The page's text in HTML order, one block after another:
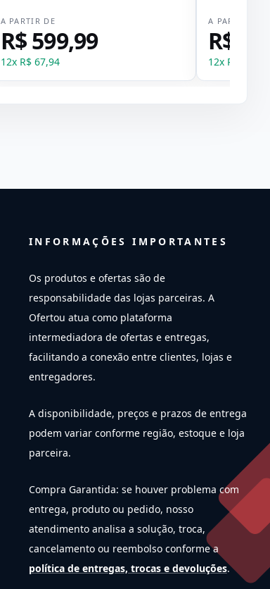
A PARTIR DE
R$ 599,99
12x R$ 67,94
A PARTIR DE
R$
12x R$
INFORMAÇÕES IMPORTANTES
Os produtos e ofertas são de
responsabilidade das lojas parceiras. A
Ofertou atua como plataforma
intermediadora de ofertas e entregas,
facilitando a conexão entre clientes, lojas e
entregadores.
A disponibilidade, preços e prazos de entrega
podem variar conforme região, estoque e loja
parceira.
Compra Garantida: se houver problema com
entrega, produto ou pedido, nosso
atendimento analisa a solução, troca,
cancelamento ou reembolso conforme a
política de entregas, trocas e devoluções.